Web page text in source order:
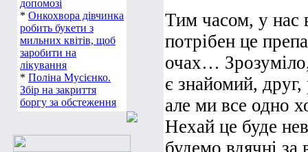
допомозі
* Онкохвора дівчинка
робить букети з
мильних квітів, щоб
заробити на
лікування
* Поліна Мусієнко.
Збір на закриття
боргу за обстеження
Тим часом, у нас
потрібен це
очах…
є знайомий,
але ми все одно
Нехай це буде
будемо вдячні за